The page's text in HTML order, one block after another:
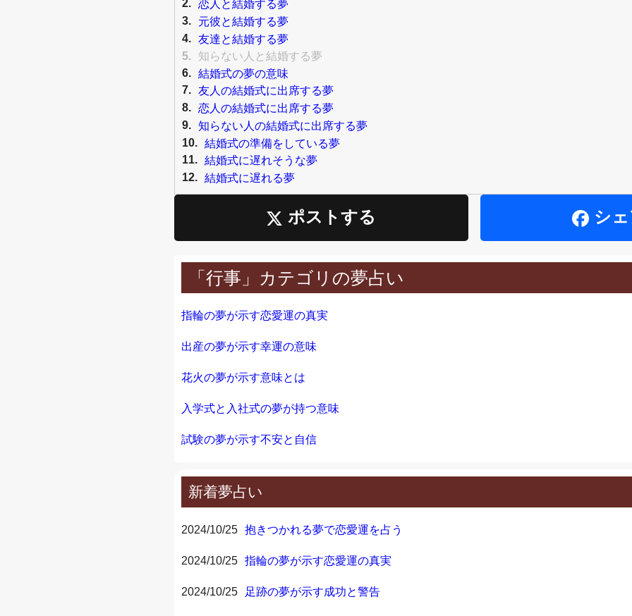
2. 恋人と結婚する夢
3.
元彼と結婚する夢
4. 友達と結婚する夢
5.
知らない人と結婚する夢
6. 結婚式の夢の意味
7. 友人の結婚式に出席する夢
8. 恋人の結婚式に出席する夢
9. 知らない人の結婚式に出席する夢
10. 結婚式の準備をしている夢
11. 結婚式に遅れそうな夢
12. 結婚式に遅れる夢
ポストする シェ
「行事」カテゴリの夢占い
指輪の夢が示す恋愛運の真実
出産の夢が示す幸運の意味
花火の夢が示す意味とは
入学式と入社式の夢が持つ意味
試験の夢が示す不安と自信
新着夢占い
2024/10/25 抱きつかれる夢で恋愛運を占う
2024/10/25 指輪の夢が示す恋愛運の真実
2024/10/25 足跡の夢が示す成功と警告